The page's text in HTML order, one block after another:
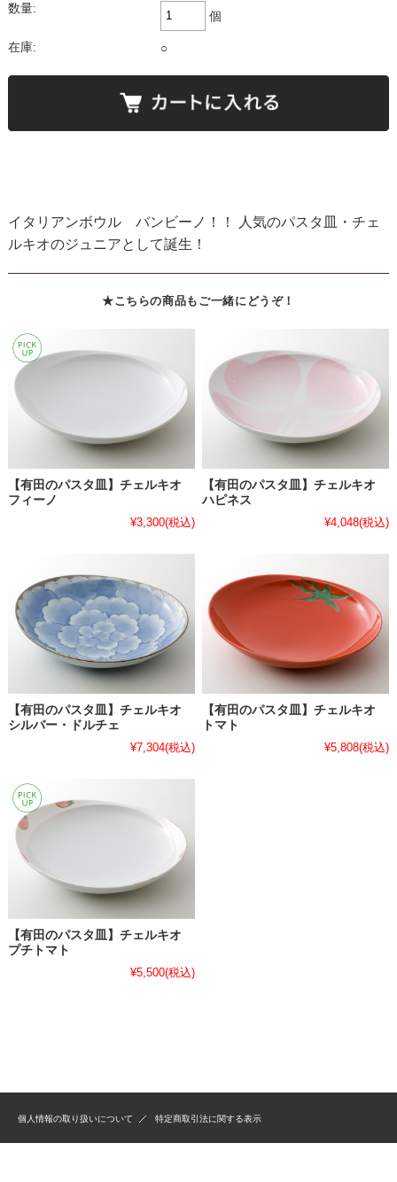
数量:
個
在庫: ○
イタリアンボウル バンビーノ！！ 人気のパスタ皿・チェ
ルキオのジュニアとして誕生！
★こちらの商品もご一緒にどうぞ！
【有田のパスタ皿】チェルキオ
フィーノ
¥3,300(税込)
【有田のパスタ皿】チェルキオ
ハピネス
¥4,048(税込)
【有田のパスタ皿】チェルキオ
シルバー・ドルチェ
¥7,304(税込)
【有田のパスタ皿】チェルキオ
トマト
¥5,808(税込)
【有田のパスタ皿】チェルキオ
プチトマト
¥5,500(税込)
個人情報の取り扱いについて 特定商取引法に関する表示